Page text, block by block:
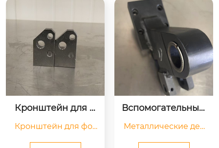
Кронштейн для ф
о датчика
Кронштейн для фот
Вспомогательный
Металлические дет